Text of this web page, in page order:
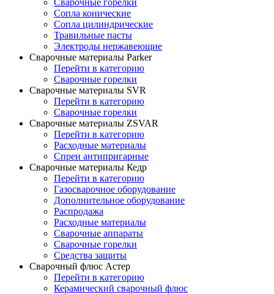
Сопла конические
Сопла цилиндрические
Травильные пасты
Электроды нержавеющие
Сварочные материалы Parker
Перейти в категорию
Сварочные горелки
Сварочные материалы SVR
Перейти в категорию
Сварочные горелки
Сварочные материалы ZSVAR
Перейти в категорию
Расходные материалы
Спреи антипригарные
Сварочные материалы Кедр
Перейти в категорию
Газосварочное оборудование
Дополнительное оборудование
Распродажа
Расходные материалы
Сварочные аппараты
Сварочные горелки
Средства защиты
Сварочный флюс Астер
Перейти в категорию
Керамический сварочный флюс